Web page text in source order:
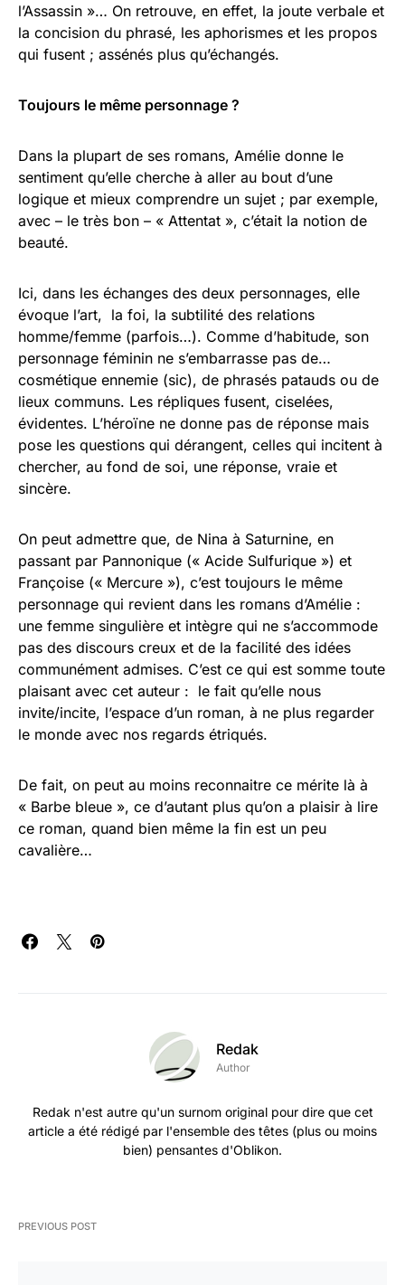
l’Assassin »… On retrouve, en effet, la joute verbale et
la concision du phrasé, les aphorismes et les propos
qui fusent ; assénés plus qu’échangés.
Toujours le même personnage ?
Dans la plupart de ses romans, Amélie donne le
sentiment qu’elle cherche à aller au bout d’une
logique et mieux comprendre un sujet ; par exemple,
avec – le très bon – « Attentat », c’était la notion de
beauté.
Ici, dans les échanges des deux personnages, elle
évoque l’art, la foi, la subtilité des relations
homme/femme (parfois…). Comme d’habitude, son
personnage féminin ne s’embarrasse pas de…
cosmétique ennemie (sic), de phrasés patauds ou de
lieux communs. Les répliques fusent, ciselées,
évidentes. L’héroïne ne donne pas de réponse mais
pose les questions qui dérangent, celles qui incitent à
chercher, au fond de soi, une réponse, vraie et
sincère.
On peut admettre que, de Nina à Saturnine, en
passant par Pannonique (« Acide Sulfurique ») et
Françoise (« Mercure »), c’est toujours le même
personnage qui revient dans les romans d’Amélie :
une femme singulière et intègre qui ne s’accommode
pas des discours creux et de la facilité des idées
communément admises. C’est ce qui est somme toute
plaisant avec cet auteur : le fait qu’elle nous
invite/incite, l’espace d’un roman, à ne plus regarder
le monde avec nos regards étriqués.
De fait, on peut au moins reconnaitre ce mérite là à
« Barbe bleue », ce d’autant plus qu’on a plaisir à lire
ce roman, quand bien même la fin est un peu
cavalière…
Redak
Author
Redak n'est autre qu'un surnom original pour dire que cet
article a été rédigé par l'ensemble des têtes (plus ou moins
bien) pensantes d'Oblikon.
PREVIOUS POST